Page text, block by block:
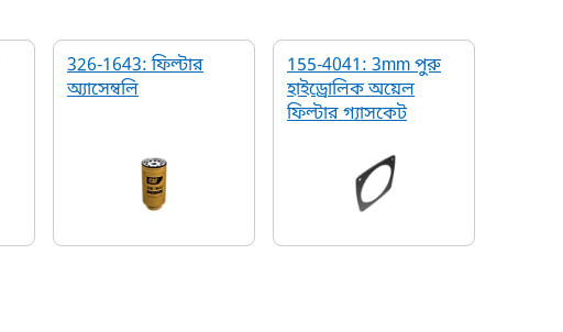
326-1643: ফিল্টার
অ্যাসেম্বলি
155-4041: 3mm পুরু
হাইড্রোলিক অয়েল
ফিল্টার গ্যাসকেট